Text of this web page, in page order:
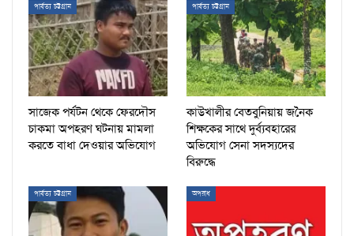
পার্বত্য চট্টগ্রাম
সাজেক পর্যটন থেকে ফেরদৌস
চাকমা অপহরণ ঘটনায় মামলা
করতে বাধা দেওয়ার অভিযোগ
পার্বত্য চট্টগ্রাম
কাউখালীর বেতবুনিয়ায় জনৈক
শিক্ষকের সাথে দুর্ব্যবহারের
অভিযোগ সেনা সদস্যদের
বিরুদ্ধে
পার্বত্য চট্টগ্রাম অপরাধ